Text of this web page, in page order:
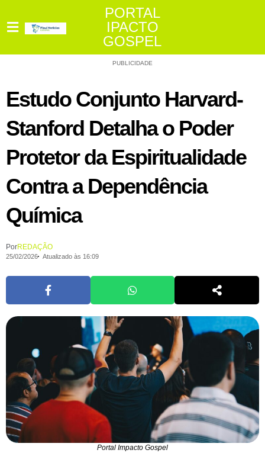
PORTAL
IPACTO
GOSPEL
PUBLICIDADE
Estudo Conjunto Harvard-
Stanford Detalha o Poder
Protetor da Espiritualidade
Contra a Dependência
Química
PorREDAÇÃO
25/02/2026 Atualizado às 16:09
Portal Impacto Gospel